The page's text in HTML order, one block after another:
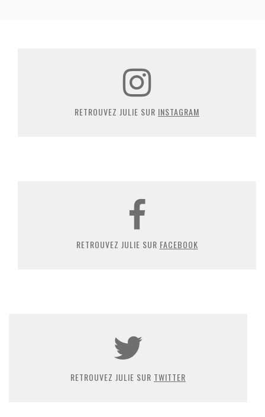
RETROUVEZ JULIE SUR INSTAGRAM
RETROUVEZ JULIE SUR FACEBOOK
RETROUVEZ JULIE SUR TWITTER